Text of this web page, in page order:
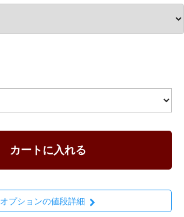
カートに入れる
オプションの値段詳細